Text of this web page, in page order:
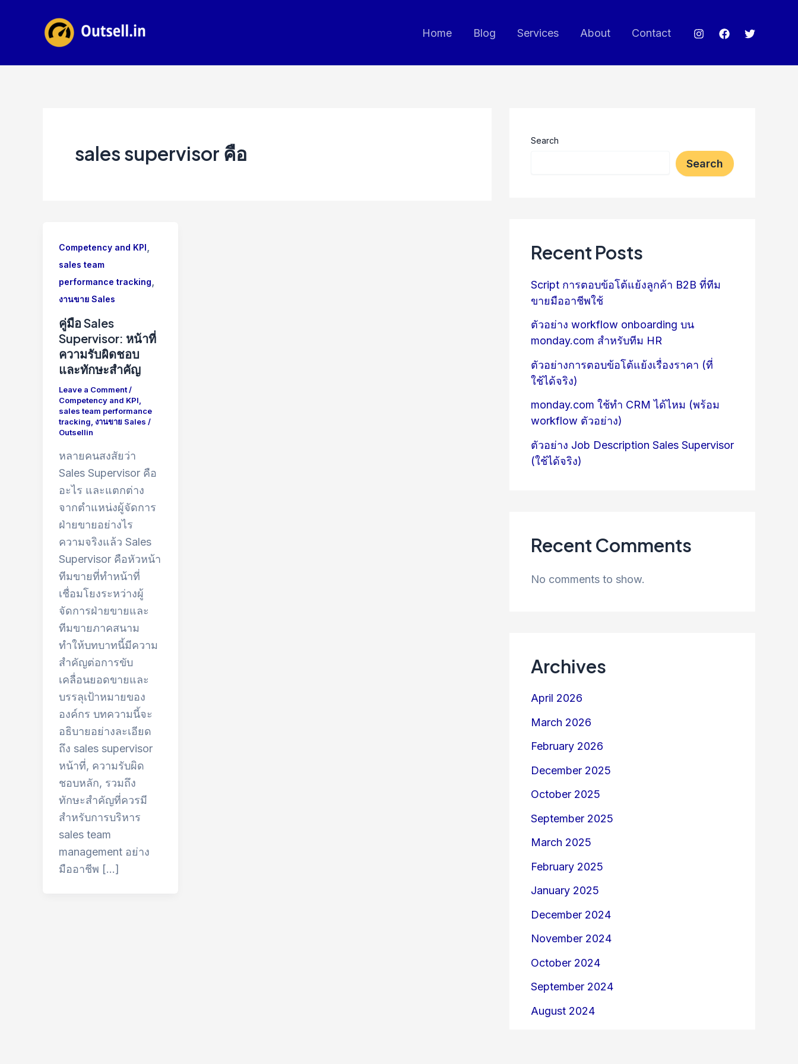
Home Blog Services About Contact
sales supervisor คือ
Competency and KPI
sales team
performance tracking
งานขาย Sales
คู่มือ Sales
Supervisor: หน้าที่
ความรับผิดชอบ
และทักษะสำคัญ
Leave a Comment/
Competency and KPI,
sales team performance
tracking, งานขาย Sales /
Outsellin
หลายคนสงสัยว่า
Sales Supervisor คือ
อะไร และแตกต่าง
จากตำแหน่งผู้จัดการ
ฝ่ายขายอย่างไร
ความจริงแล้ว Sales
Supervisor คือหัวหน้า
ทีมขายที่ทำหน้าที่
เชื่อมโยงระหว่างผู้
จัดการฝ่ายขายและ
ทีมขายภาคสนาม
ทำให้บทบาทนี้มีความ
สำคัญต่อการขับ
เคลื่อนยอดขายและ
บรรลุเป้าหมายของ
องค์กร บทความนี้จะ
อธิบายอย่างละเอียด
ถึง sales supervisor
หน้าที่, ความรับผิด
ชอบหลัก, รวมถึง
ทักษะสำคัญที่ควรมี
สำหรับการบริหาร
sales team
management อย่าง
มืออาชีพ […]
Search
Search
Recent Posts
Script การตอบข้อโต้แย้งลูกค้า B2B ที่ทีม
ขายมืออาชีพใช้
ตัวอย่าง workflow onboarding บน
monday.com สำหรับทีม HR
ตัวอย่างการตอบข้อโต้แย้งเรื่องราคา (ที่
ใช้ได้จริง)
monday.com ใช้ทำ CRM ได้ไหม (พร้อม
workflow ตัวอย่าง)
ตัวอย่าง Job Description Sales Supervisor
(ใช้ได้จริง)
Recent Comments
No comments to show.
Archives
April 2026
March 2026
February 2026
December 2025
October 2025
September 2025
March 2025
February 2025
January 2025
December 2024
November 2024
October 2024
September 2024
August 2024